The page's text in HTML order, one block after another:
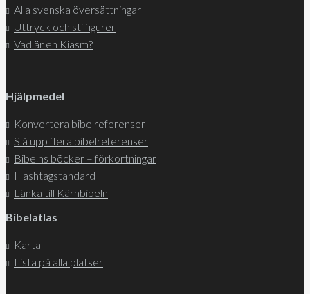
Alla svenska översättningar
Uttryck och stilfigurer
Vad är en Kiasm?
Hjälpmedel
Konvertera bibelreferenser
Slå upp flera bibelreferenser
Bibelns böcker – förkortningar
Hashtagstandard
Länka till Kärnbibeln
Bibelatlas
Karta
Lista på alla platser